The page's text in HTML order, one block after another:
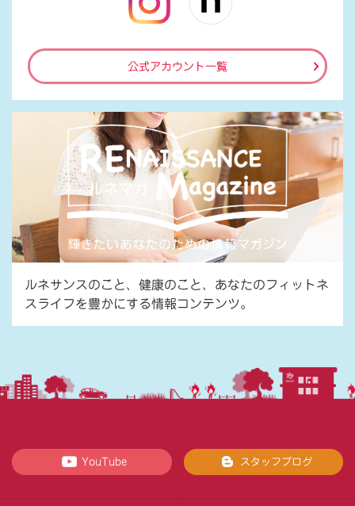
公式アカウント一覧
ルネサンスのこと、健康のこと、あなたのフィットネ
スライフを豊かにする情報コンテンツ。
YouTube スタッフブログ